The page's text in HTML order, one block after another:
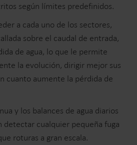
según límites predefinidos.
a cada uno de los sectores,
sobre el caudal de entrada,
de agua, lo que le permite
la evolución, dirigir mejor sus
cuanto aumente la pérdida de
y los balances de agua diarios
cualquier pequeña fuga
roturas a gran escala.